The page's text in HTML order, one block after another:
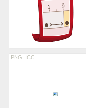
PNG ICO